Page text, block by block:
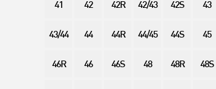
41 42 42R 42/43 42S 43
43/44 44 44R 44/45 44S 45
46R 46 46S 48 48R 48S